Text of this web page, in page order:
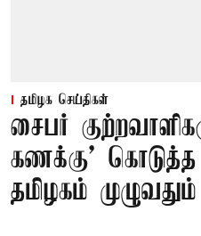
தமிழக செய்திகள்
சைபர்
கணக்கு’
தமிழகம்